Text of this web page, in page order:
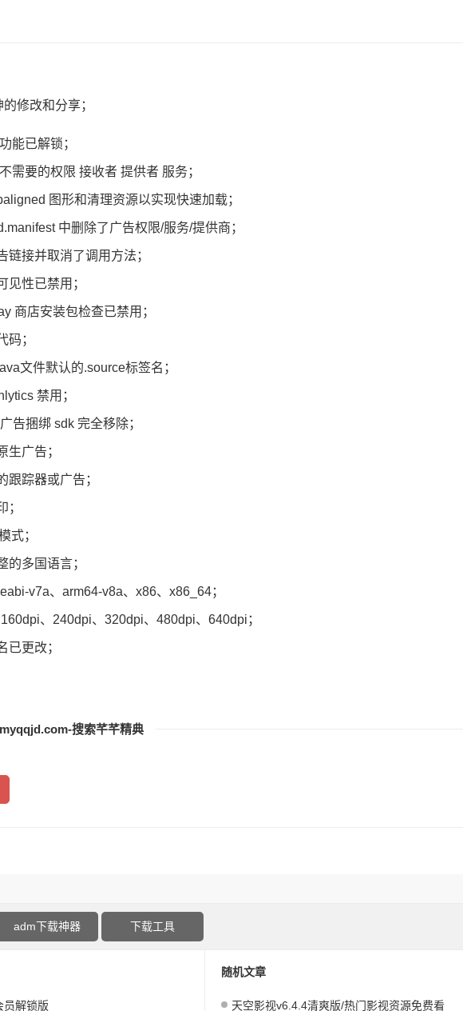
修改和分享；
能已解锁；
需要的权限 接收者 提供者 服务；
图形和清理资源以实现快速加载；
中删除了广告权限/服务/提供商；
链接并取消了调用方法；
见性已禁用；
商店安装包检查已禁用；
码；
文件默认的.source标签名；
禁用；
告捆绑 sdk 完全移除；
生广告；
跟踪器或广告；
；
式；
的多国语言；
v7a、arm64-v8a、x86、x86_64；
、240dpi、320dpi、480dpi、640dpi；
已更改；
搜索芊芊精典
adm下载神器 下载工具
员解锁版
随机文章
天空影视v6.4.4清爽版/热门影视资源免费看